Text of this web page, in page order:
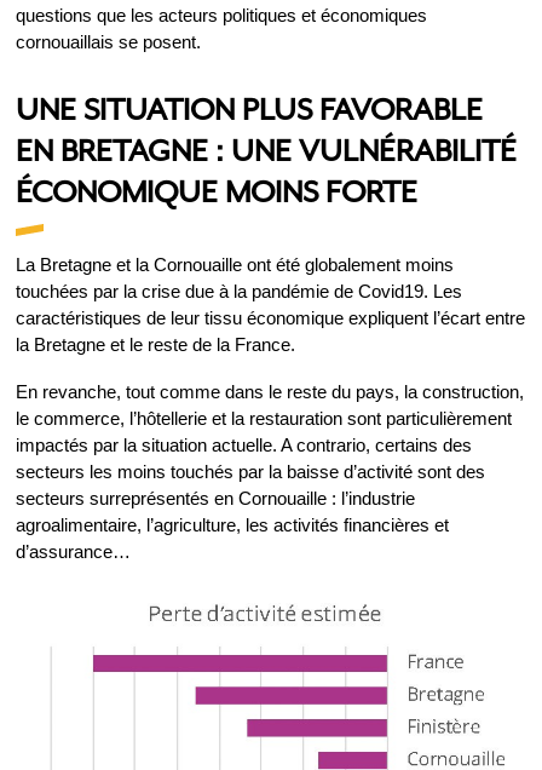
questions que les acteurs politiques et économiques
cornouaillais se posent.
UNE SITUATION PLUS FAVORABLE
EN BRETAGNE : UNE VULNÉRABILITÉ
ÉCONOMIQUE MOINS FORTE
La Bretagne et la Cornouaille ont été globalement moins
touchées par la crise due à la pandémie de Covid19. Les
caractéristiques de leur tissu économique expliquent l’écart entre
la Bretagne et le reste de la France.
En revanche, tout comme dans le reste du pays, la construction,
le commerce, l’hôtellerie et la restauration sont particulièrement
impactés par la situation actuelle. A contrario, certains des
secteurs les moins touchés par la baisse d’activité sont des
secteurs surreprésentés en Cornouaille : l’industrie
agroalimentaire, l’agriculture, les activités financières et
d’assurance…